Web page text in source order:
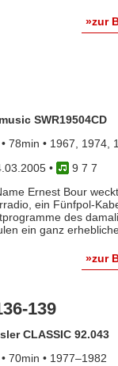
»zur
SWR19504CD
78min • 1967, 1974,
•
9 7 7
Ernest Bour
ein Fünfpol-
des
ein ganz
»zur
139
CLASSIC 92.043
70min • 1977–1982